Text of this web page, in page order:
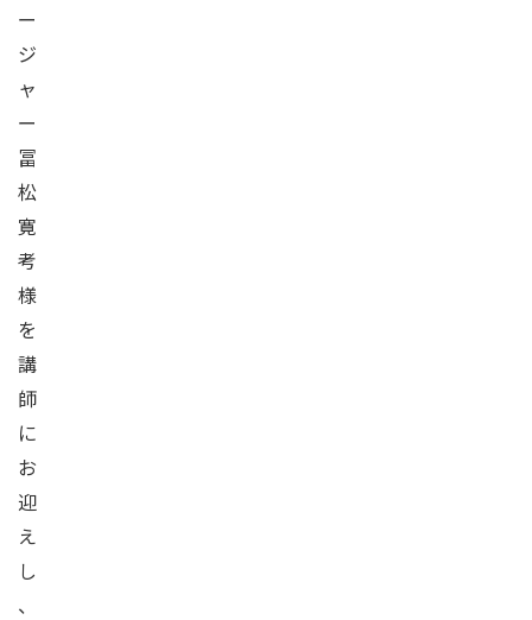
ー
ジ
ャ
ー
冨
松
寛
考
様
を
講
師
に
お
迎
え
し
、